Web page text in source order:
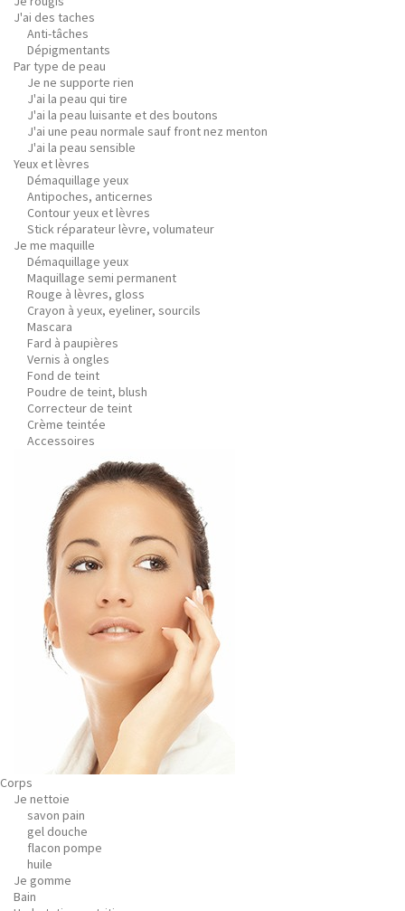
J'ai des taches
Anti-tâches
Dépigmentants
Par type de peau
Je ne supporte rien
J'ai la peau qui tire
J'ai la peau luisante et des boutons
J'ai une peau normale sauf front nez menton
J'ai la peau sensible
Yeux et lèvres
Démaquillage yeux
Antipoches, anticernes
Contour yeux et lèvres
Stick réparateur lèvre, volumateur
Je me maquille
Démaquillage yeux
Maquillage semi permanent
Rouge à lèvres, gloss
Crayon à yeux, eyeliner, sourcils
Mascara
Fard à paupières
Vernis à ongles
Fond de teint
Poudre de teint, blush
Correcteur de teint
Crème teintée
Accessoires
Corps
Je nettoie
savon pain
gel douche
flacon pompe
huile
Je gomme
Bain